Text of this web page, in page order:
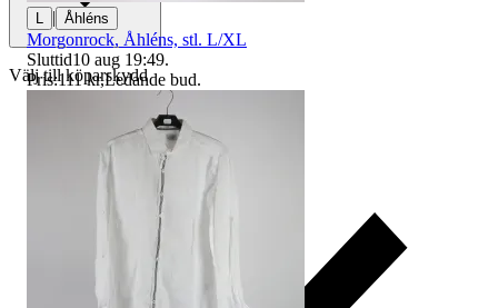
Välj till köparskydd
| Åhléns
Morgonrock, Åhléns, stl. L/XL
Sluttid10 aug 19:49.
Pris:111 kr,Ledande bud.